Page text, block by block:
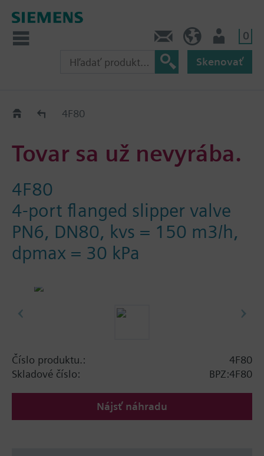
0
Skenovať
Old2New
4F80
Tovar sa už nevyrába.
4F80
4-port flanged slipper valve
PN6, DN80, kvs = 150 m3/h,
dpmax = 30 kPa
Číslo produktu.:
4F80
Skladové číslo:
BPZ:4F80
Nájsť náhradu